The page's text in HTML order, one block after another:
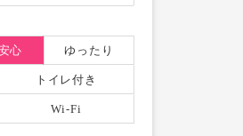
心 ゆったり
トイレ付き
Wi-Fi